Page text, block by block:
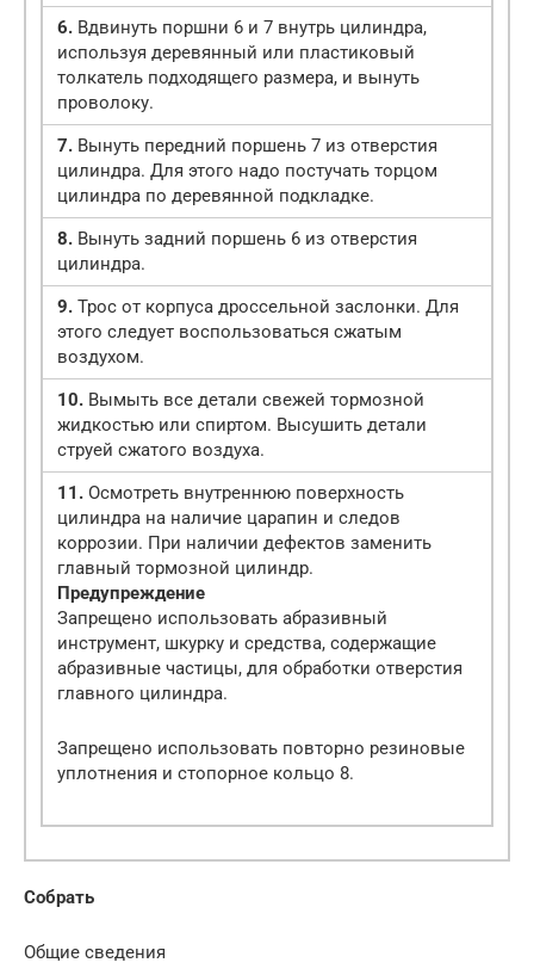
6. Вдвинуть поршни 6 и 7 внутрь цилиндра,
используя деревянный или пластиковый
толкатель подходящего размера, и вынуть
проволоку.
7. Вынуть передний поршень 7 из отверстия
цилиндра. Для этого надо постучать торцом
цилиндра по деревянной подкладке.
8. Вынуть задний поршень 6 из отверстия
цилиндра.
9. Трос от корпуса дроссельной заслонки. Для
этого следует воспользоваться сжатым
воздухом.
10. Вымыть все детали свежей тормозной
жидкостью или спиртом. Высушить детали
струей сжатого воздуха.
11. Осмотреть внутреннюю поверхность
цилиндра на наличие царапин и следов
коррозии. При наличии дефектов заменить
главный тормозной цилиндр.
Предупреждение
Запрещено использовать абразивный
инструмент, шкурку и средства, содержащие
абразивные частицы, для обработки отверстия
главного цилиндра.
Запрещено использовать повторно резиновые
уплотнения и стопорное кольцо 8.
Собрать
Общие сведения